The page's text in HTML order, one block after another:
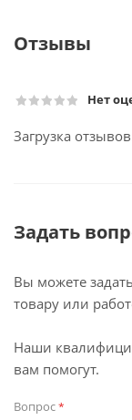
Отзывы
Нет
Загрузка
Задать
Вы можете
товару или
Наши
вам помогут.
Вопрос*